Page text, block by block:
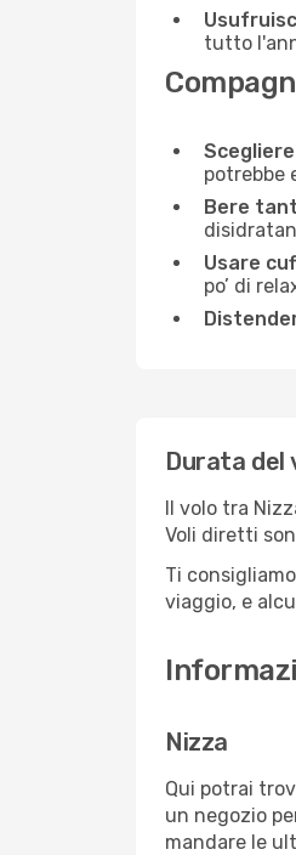
tutto
potrebbe
Bere
Usare
po’ di
Durata del
Il volo tra
Voli diretti
Ti
viaggio, e
Nizza
Qui potrai
un negozio
mandare le